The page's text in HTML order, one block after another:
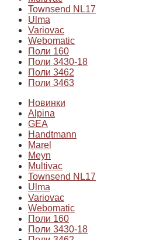
Townsend NL17
Ulma
Variovac
Webomatic
Поли 160
Поли 3430-18
Поли 3462
Поли 3463
Новинки
Alpina
GEA
Handtmann
Marel
Meyn
Multivac
Townsend NL17
Ulma
Variovac
Webomatic
Поли 160
Поли 3430-18